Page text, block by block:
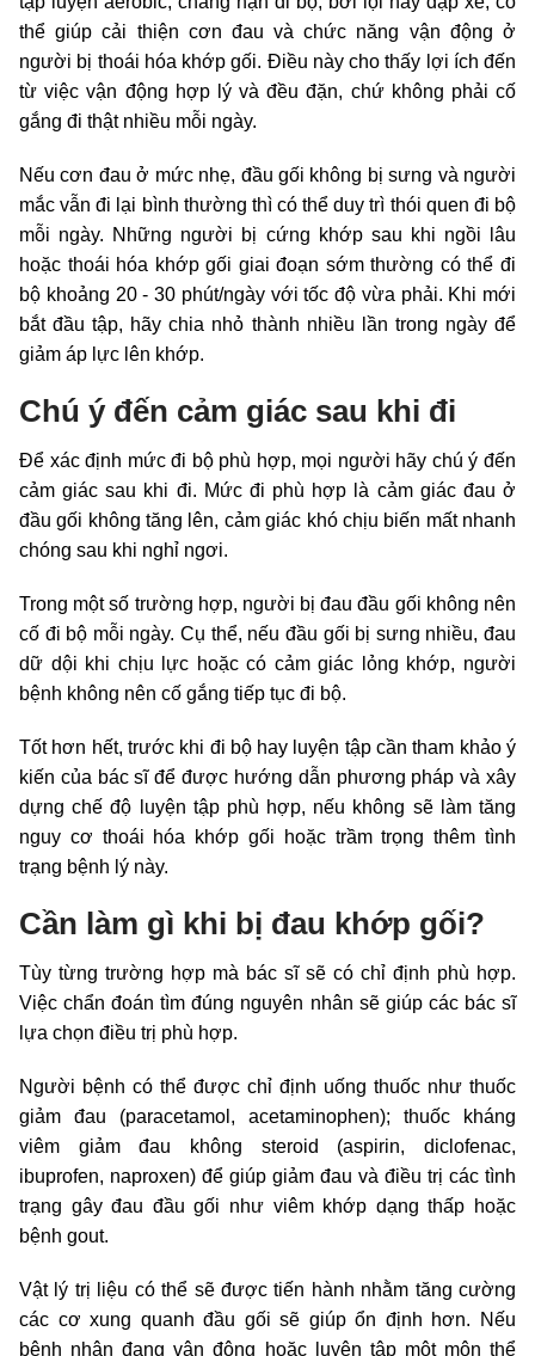
thể giúp cải thiện cơn đau và chức năng vận động ở
người bị thoái hóa khớp gối. Điều này cho thấy lợi ích đến
từ việc vận động hợp lý và đều đặn, chứ không phải cố
gắng đi thật nhiều mỗi ngày.
Nếu cơn đau ở mức nhẹ, đầu gối không bị sưng và người
mắc vẫn đi lại bình thường thì có thể duy trì thói quen đi bộ
mỗi ngày. Những người bị cứng khớp sau khi ngồi lâu
hoặc thoái hóa khớp gối giai đoạn sớm thường có thể đi
bộ khoảng 20 - 30 phút/ngày với tốc độ vừa phải. Khi mới
bắt đầu tập, hãy chia nhỏ thành nhiều lần trong ngày để
giảm áp lực lên khớp.
Chú ý đến cảm giác sau khi đi
Để xác định mức đi bộ phù hợp, mọi người hãy chú ý đến
cảm giác sau khi đi. Mức đi phù hợp là cảm giác đau ở
đầu gối không tăng lên, cảm giác khó chịu biến mất nhanh
chóng sau khi nghỉ ngơi.
Trong một số trường hợp, người bị đau đầu gối không nên
cố đi bộ mỗi ngày. Cụ thể, nếu đầu gối bị sưng nhiều, đau
dữ dội khi chịu lực hoặc có cảm giác lỏng khớp, người
bệnh không nên cố gắng tiếp tục đi bộ.
Tốt hơn hết, trước khi đi bộ hay luyện tập cần tham khảo ý
kiến của bác sĩ để được hướng dẫn phương pháp và xây
dựng chế độ luyện tập phù hợp, nếu không sẽ làm tăng
nguy cơ thoái hóa khớp gối hoặc trầm trọng thêm tình
trạng bệnh lý này.
Cần làm gì khi bị đau khớp gối?
Tùy từng trường hợp mà bác sĩ sẽ có chỉ định phù hợp.
Việc chẩn đoán tìm đúng nguyên nhân sẽ giúp các bác sĩ
lựa chọn điều trị phù hợp.
Người bệnh có thể được chỉ định uống thuốc như thuốc
giảm đau (paracetamol, acetaminophen); thuốc kháng
viêm giảm đau không steroid (aspirin, diclofenac,
ibuprofen, naproxen) để giúp giảm đau và điều trị các tình
trạng gây đau đầu gối như viêm khớp dạng thấp hoặc
bệnh gout.
Vật lý trị liệu có thể sẽ được tiến hành nhằm tăng cường
các cơ xung quanh đầu gối sẽ giúp ổn định hơn. Nếu
bệnh nhân đang vận động hoặc luyện tập một môn thể